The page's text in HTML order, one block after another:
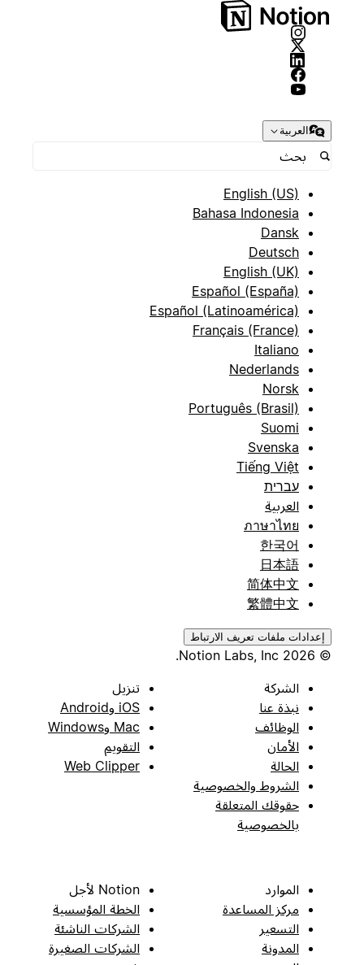
العربية
English (US)
Bahasa Indonesia
Dansk
Deutsch
English (UK)
Español (España)
Español (Latinoamérica)
Français (France)
Italiano
Nederlands
Norsk
Português (Brasil)
Suomi
Svenska
Tiếng Việt
עברית
العربية
ภาษาไทย
한국어
日本語
简体中文
繁體中文
إعدادات ملفات تعريف الارتباط
الشركة
نبذة عنا
الوظائف
الأمان
الحالة
الشروط والخصوصية
حقوقك المتعلقة
بالخصوصية
تنزيل
iOS وAndroid
Mac وWindows
التقويم
Web Clipper
الموارد
مركز المساعدة
التسعير
المدونة
Notion لأجل
الخطة المؤسسية
الشركات الناشئة
الشركات الصغيرة